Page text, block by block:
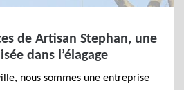
de Artisan Stephan, une
dans l’élagage
nous sommes une entreprise